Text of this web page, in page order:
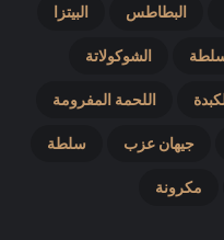
البطاطس البيتزا
الشوكولاتة
اللحمة المفرومة
جيهان عزب سلطة
مكرونة